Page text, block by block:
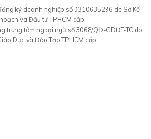
ký doanh nghiệp số 0310635296 do Sở Kế
hoạch và Đầu tư TPHCM cấp.
trung tâm ngoại ngữ số 3068/QĐ-GDĐT-TC do
Dục và Đào Tạo TPHCM cấp.